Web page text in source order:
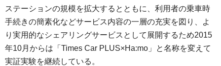
ステーションの規模を拡大するとともに、利用者の乗車時
手続きの簡素化などサービス内容の一層の充実を図り、よ
り実用的なシェアリングサービスとして展開するため2015
年10月からは「Times Car PLUS×Ha:mo」と名称を変えて
実証実験を継続している。